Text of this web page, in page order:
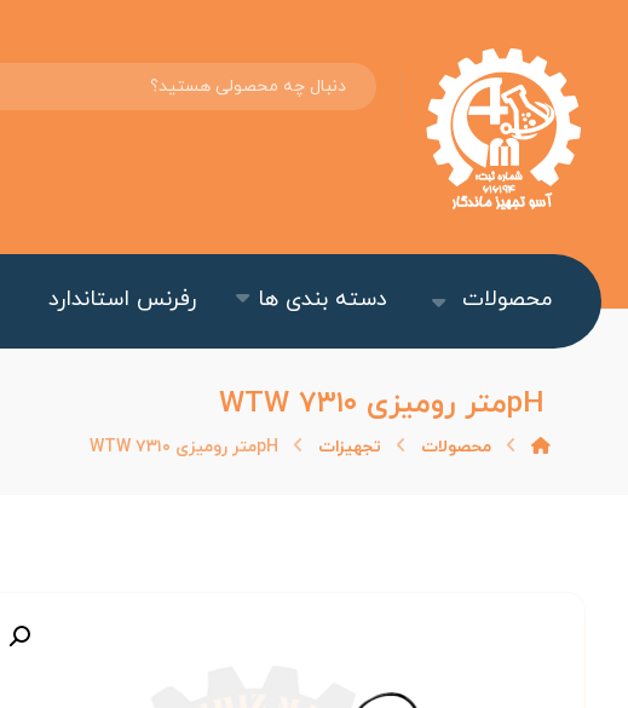
محصولات دسته بندی ها رفرنس استاندارد
pHمتر رومیزی WTW ۷۳۱۰
محصولات تجهیزات pHمتر رومیزی WTW ۷۳۱۰